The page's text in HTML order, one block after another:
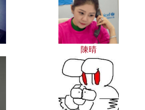
陳晴